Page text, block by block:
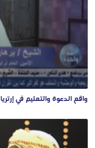
واقع الدعوة والتعليم في إرتريا